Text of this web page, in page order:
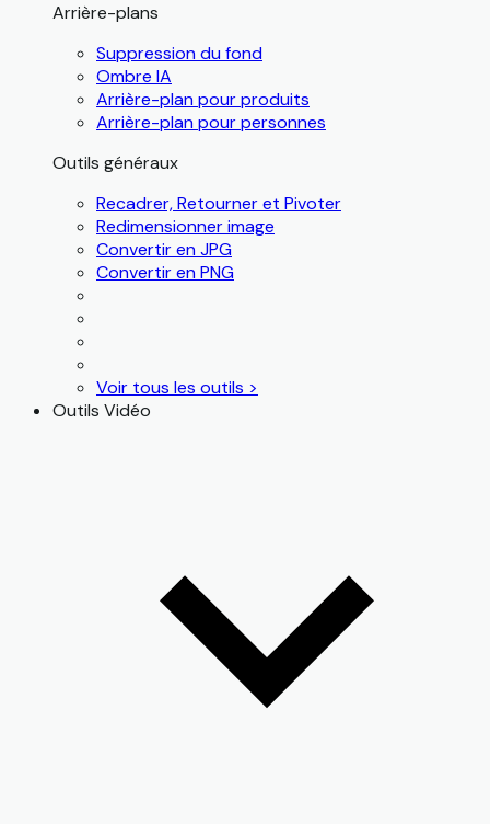
Arrière-plans
Suppression du fond
Ombre IA
Arrière-plan pour produits
Arrière-plan pour personnes
Outils généraux
Recadrer, Retourner et Pivoter
Redimensionner image
Convertir en JPG
Convertir en PNG
Voir tous les outils >
Outils Vidéo